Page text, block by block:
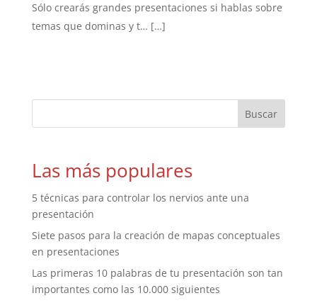
Sólo crearás grandes presentaciones si hablas sobre
temas que dominas y t… […]
Las más populares
5 técnicas para controlar los nervios ante una
presentación
Siete pasos para la creación de mapas conceptuales
en presentaciones
Las primeras 10 palabras de tu presentación son tan
importantes como las 10.000 siguientes